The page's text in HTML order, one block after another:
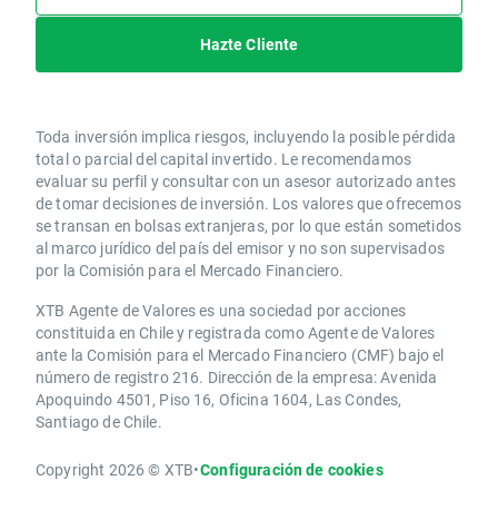
Hazte Cliente
Toda inversión implica riesgos, incluyendo la posible pérdida
total o parcial del capital invertido. Le recomendamos
evaluar su perfil y consultar con un asesor autorizado antes
de tomar decisiones de inversión. Los valores que ofrecemos
se transan en bolsas extranjeras, por lo que están sometidos
al marco jurídico del país del emisor y no son supervisados
por la Comisión para el Mercado Financiero.
XTB Agente de Valores es una sociedad por acciones
constituida en Chile y registrada como Agente de Valores
ante la Comisión para el Mercado Financiero (CMF) bajo el
número de registro 216. Dirección de la empresa: Avenida
Apoquindo 4501, Piso 16, Oficina 1604, Las Condes,
Santiago de Chile.
Copyright 2026 © XTB•Configuración de cookies